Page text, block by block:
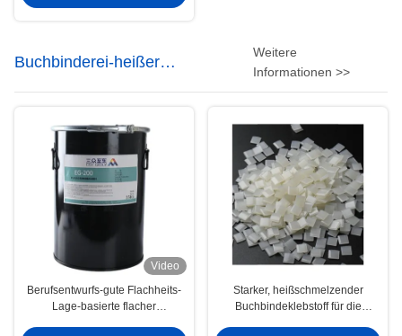
Buchbinderei-heißer
Schmelzkleber
Weitere
Informationen >>
Video
Berufsentwurfs-gute Flachheits-
Lage-basierte flacher
Starker, heißschmelzender
Buchbindeklebstoff für die